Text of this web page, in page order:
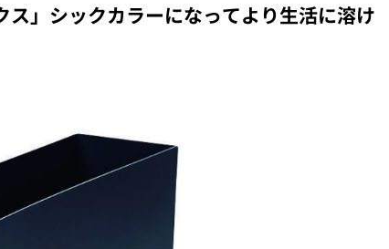
」シックカラーになってより生活に溶け